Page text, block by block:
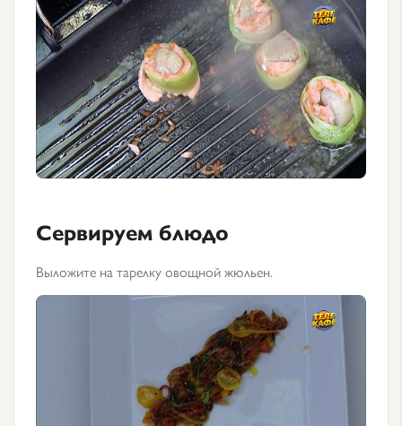
Сервируем блюдо
Выложите на тарелку овощной жюльен.